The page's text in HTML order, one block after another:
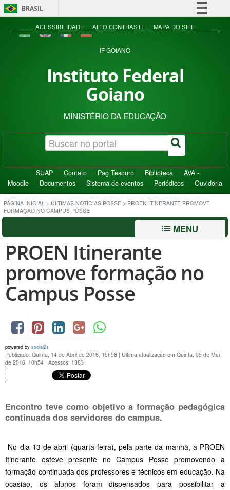
BRASIL
Simplifique!
Acesso à informação
ACESSIBILIDADE ALTO CONTRASTE MAPA DO SITE
IF GOIANO
Instituto Federal
Goiano
MINISTÉRIO DA EDUCAÇÃO
SUAP Contato Pag Tesouro Biblioteca
AVA -
Moodle
Documentos Sistema de eventos Periódicos Ouvidoria
PÁGINA INICIAL > ÚLTIMAS NOTÍCIAS POSSE > PROEN ITINERANTE PROMOVE
FORMAÇÃO NO CAMPUS POSSE
MENU
PROEN Itinerante
promove formação no
Campus Posse
powered by social2s
Publicado: Quinta, 14 de Abril de 2016, 15h58 | Última atualização em Quinta, 05 de Mai
de 2016, 10h54 | Acessos: 1383
Encontro teve como objetivo a formação pedagógica
continuada dos servidores do campus.
No dia 13 de abril (quarta-feira), pela parte da manhã, a PROEN
Itinerante esteve presente no Campus Posse promovendo a
formação continuada dos professores e técnicos em educação. Na
ocasião, os alunos foram dispensados para possibilitar a